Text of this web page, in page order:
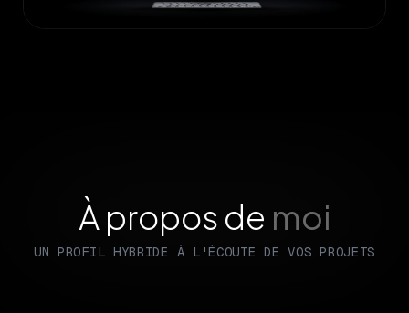
À propos de moi
UN PROFIL HYBRIDE À L'ÉCOUTE DE VOS PROJETS